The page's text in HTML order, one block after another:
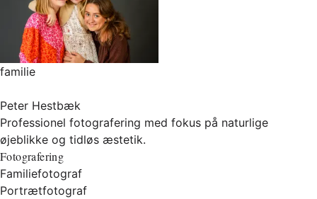
familie
Peter Hestbæk
Professionel fotografering med fokus på naturlige
øjeblikke og tidløs æstetik.
Fotografering
Familiefotograf
Portrætfotograf